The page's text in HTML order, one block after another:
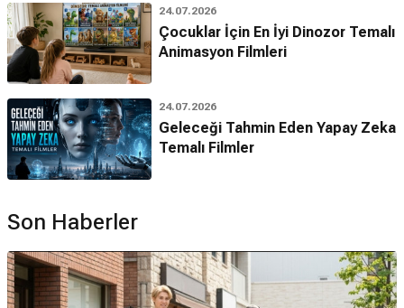
24.07.2026
Çocuklar İçin En İyi Dinozor Temalı
Animasyon Filmleri
24.07.2026
Geleceği Tahmin Eden Yapay Zeka
Temalı Filmler
Son Haberler